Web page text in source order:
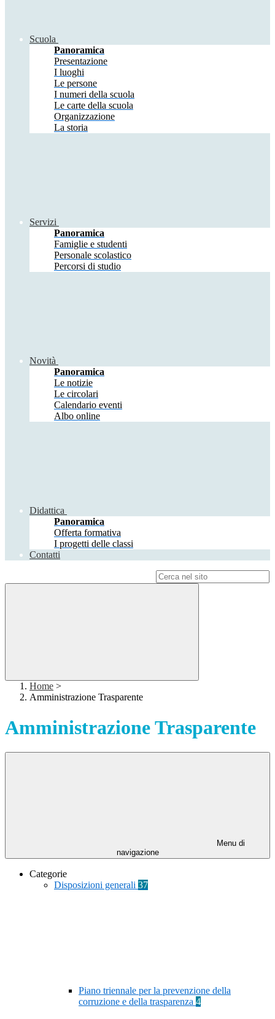
Scuola
Panoramica
Presentazione
I luoghi
Le persone
I numeri della scuola
Le carte della scuola
Organizzazione
La storia
Servizi
Panoramica
Famiglie e studenti
Personale scolastico
Percorsi di studio
Novità
Panoramica
Le notizie
Le circolari
Calendario eventi
Albo online
Didattica
Panoramica
Offerta formativa
I progetti delle classi
Contatti
Home >
Amministrazione Trasparente
Amministrazione Trasparente
Menu di
navigazione
Categorie
Disposizioni generali 37
Piano triennale per la prevenzione della
corruzione e della trasparenza 4